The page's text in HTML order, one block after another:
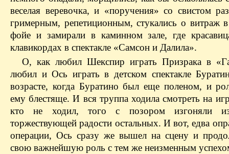
веселая веревочка, и «поручения» со свистом
гримерным, репетиционным, стукались о витраж
фойе и замирали в каминном зале, где
клавикордах в спектакле «Самсон и Далила».
О, как любил Шекспир играть Призрака в
любил и Ось играть в детском спектакле
возрасте, когда Буратино был еще поленом, и
ему блестяще. И вся труппа ходила смотреть на
кто не ходил, того с позором изгоняли
торжествующей радости остальных. И вот, едва
операции, Ось сразу же вышел на сцену и
свою важнейшую роль с тем же неизменным